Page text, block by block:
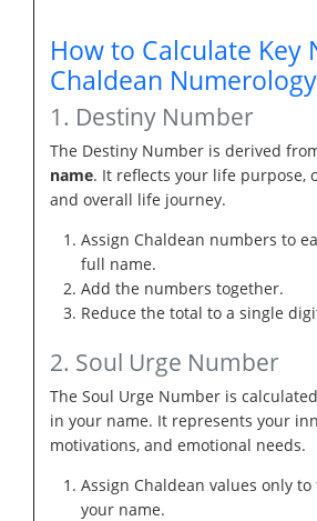
How to Calculate Key
Chaldean Numerology
1. Destiny Number
The Destiny Number is derived
name. It reflects your life purpose,
and overall life journey.
Assign Chaldean numbers to
full name.
Add the numbers together.
Reduce the total to a single
2. Soul Urge Number
The Soul Urge Number is
in your name. It represents your
motivations, and emotional needs.
Assign Chaldean values only
your name.